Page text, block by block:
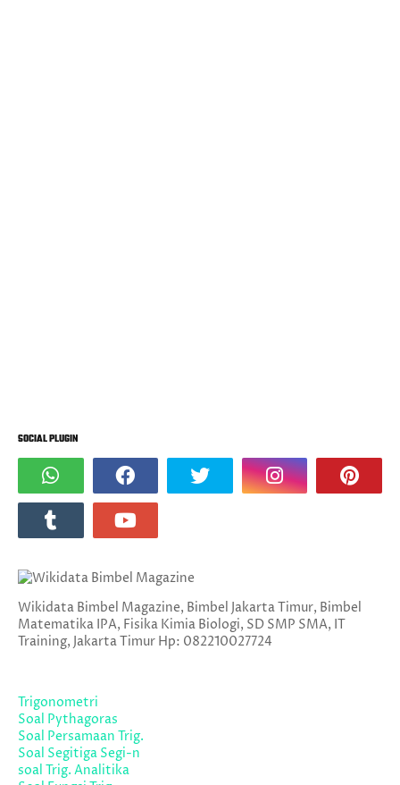
SOCIAL PLUGIN
Wikidata Bimbel Magazine, Bimbel Jakarta Timur, Bimbel
Matematika IPA, Fisika Kimia Biologi, SD SMP SMA, IT
Training, Jakarta Timur Hp: 082210027724
Trigonometri
Soal Pythagoras
Soal Persamaan Trig.
Soal Segitiga Segi-n
soal Trig. Analitika